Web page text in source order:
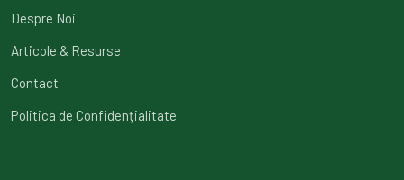
Despre Noi
Articole & Resurse
Contact
Politica de Confidențialitate